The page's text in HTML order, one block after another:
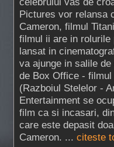
Pictures vor relansa
Cameron, filmul
filmul ii are in rolurile
lansat in
va ajunge in salile
de Box Office -
(Razboiul Stelelor -
Entertainment se
film ca si incasari,
care este depasit
Cameron. ... citeste